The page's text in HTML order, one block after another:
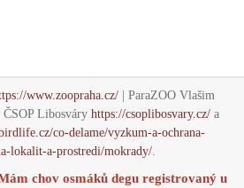
www.zoopraha.cz/| ParaZOO Vlašim
Libosváry https://csoplibosvary.cz/a
co-delame/vyzkum-a-ochrana-
lokalit-a-prostredi/mokrady/.
chov osmáků degu registrovaný u